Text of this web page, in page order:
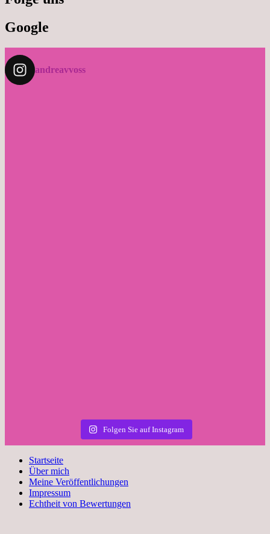
Google
andreavvoss
Folgen Sie auf Instagram
Startseite
Über mich
Meine Veröffentlichungen
Impressum
Echtheit von Bewertungen